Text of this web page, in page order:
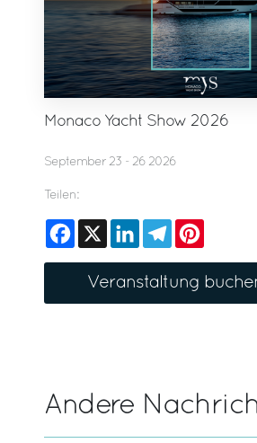
Monaco Yacht Show 2026
September 23 - 26 2026
Teilen:
Facebook
X LinkedInTelegram
Veranstaltung
Andere